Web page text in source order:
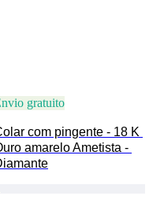
gratuito
com pingente - 18 K
amarelo Ametista -